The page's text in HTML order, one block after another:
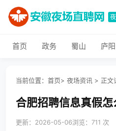
首页 政务 蜀山 庐阳
当前位置： 首页> 夜场资讯 > 正文
合肥招聘信息真假
更新：2026-05-06浏览：711 次